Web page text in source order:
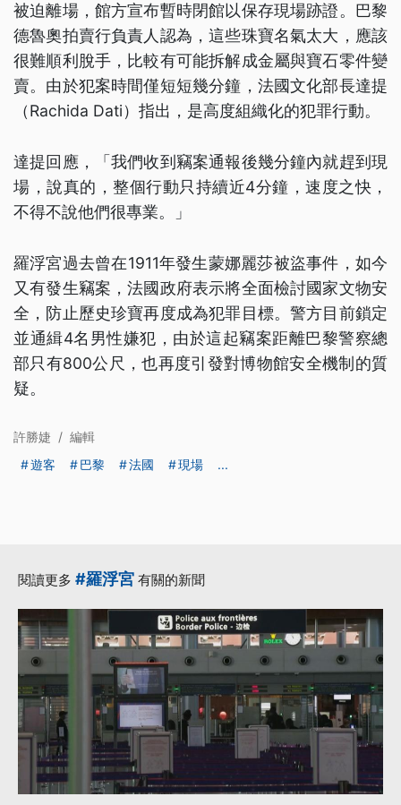
被迫離場，館方宣布暫時閉館以保存現場跡證。巴黎
德魯奧拍賣行負責人認為，這些珠寶名氣太大，應該
很難順利脫手，比較有可能拆解成金屬與寶石零件變
賣。由於犯案時間僅短短幾分鐘，法國文化部長達提
（Rachida Dati）指出，是高度組織化的犯罪行動。
達提回應，「我們收到竊案通報後幾分鐘內就趕到現
場，說真的，整個行動只持續近4分鐘，速度之快，
不得不說他們很專業。」
羅浮宮過去曾在1911年發生蒙娜麗莎被盜事件，如今
又有發生竊案，法國政府表示將全面檢討國家文物安
全，防止歷史珍寶再度成為犯罪目標。警方目前鎖定
並通緝4名男性嫌犯，由於這起竊案距離巴黎警察總
部只有800公尺，也再度引發對博物館安全機制的質
疑。
許勝婕 / 編輯
遊客
巴黎 法國 現場 ...
閱讀更多 #羅浮宮 有關的新聞